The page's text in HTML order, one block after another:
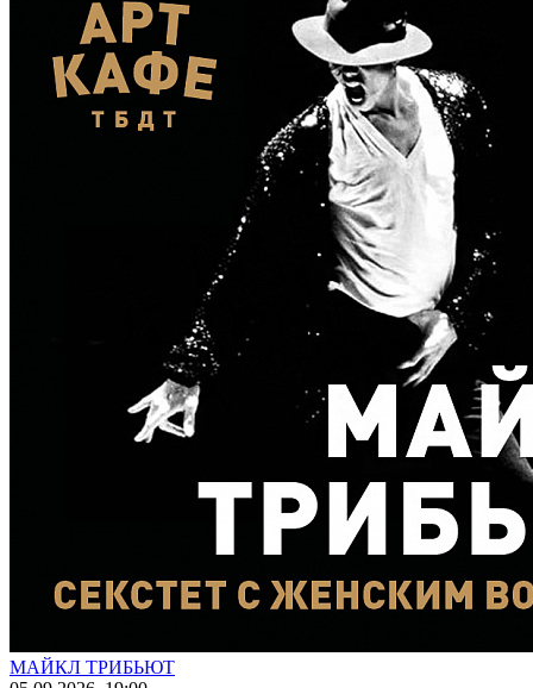
МАЙКЛ ТРИБЬЮТ